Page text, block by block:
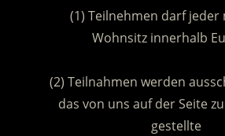
(1) Teilnehmen darf jeder
Wohnsitz innerhalb
(2) Teilnahmen werden
das von uns auf der Seite
gestellte